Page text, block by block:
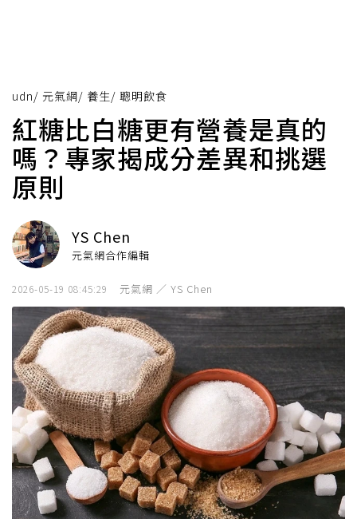
udn/ 元氣網/ 養生/ 聰明飲食
紅糖比白糖更有營養是真的
嗎？專家揭成分差異和挑選
原則
YS Chen
元氣網合作編輯
2026-05-19 08:45:29 元氣網 ／ YS Chen